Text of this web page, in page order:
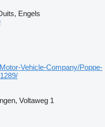
Engels
Vehicle-Company/Poppe-
Voltaweg 1